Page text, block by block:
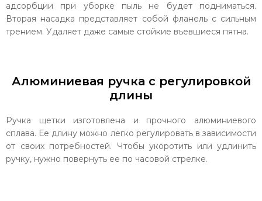
адсорбции при уборке пыль не будет подниматься.
Вторая насадка представляет собой фланель с сильным
трением. Удаляет даже самые стойкие въевшиеся пятна.
Алюминиевая ручка с регулировкой
длины
Ручка щетки изготовлена и прочного алюминиевого
сплава. Ее длину можно легко регулировать в зависимости
от своих потребностей. Чтобы укоротить или удлинить
ручку, нужно повернуть ее по часовой стрелке.